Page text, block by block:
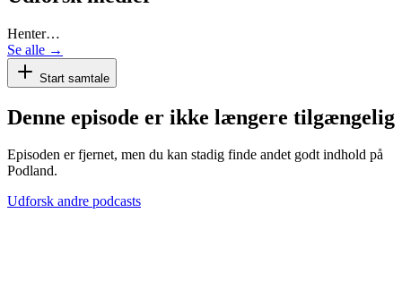
Henter…
Se alle →
Start samtale
Denne episode er ikke længere tilgængelig
Episoden er fjernet, men du kan stadig finde andet godt indhold på
Podland.
Udforsk andre podcasts